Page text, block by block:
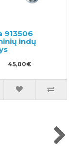
913506
indų
45,00€